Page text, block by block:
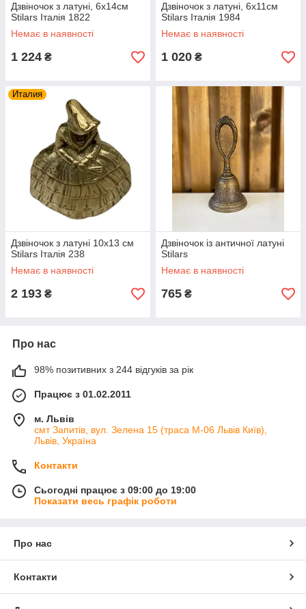
Дзвіночок з латуні, 6х14см
Stilars Італія 1822
Немає в наявності
1 224 ₴
Дзвіночок з латуні, 6х11см
Stilars Італія 1984
Немає в наявності
1 020 ₴
Италия
Дзвіночок з латуні 10х13 см
Stilars Італія 238
Немає в наявності
2 193 ₴
Дзвіночок із античної латуні
Stilars
Немає в наявності
765 ₴
Про нас
98% позитивних з 244 відгуків за рік
Працює з 01.02.2011
м. Львів
смт Запитів, вул. Зелена 15 (траса М-06 Львів Київ),
Львів, Україна
Контакти
Сьогодні працює з 09:00 до 19:00
Показати весь графік роботи
Про нас
Контакти